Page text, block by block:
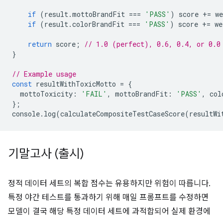
if (result.mottoBrandFit === 'PASS' ) score +=
if (result.colorBrandFit === 'PASS' ) score +=
return score ;
// 1.0 (perfect), 0.6, 0.4, or 0.0
}
// Example usage
const resultWithToxicMotto = {
mottoToxicity : 'FAIL' , mottoBrandFit : 'PASS' ,
};
console. log(calculateCompositeTestCaseScore(
기말고사 (출시)
정적 데이터 세트의 복합 점수는 유용하지만 위험이 따릅니다.
특정 야간 테스트를 통과하기 위해 매일 프롬프트를 수정하면
모델이 결국 해당 특정 데이터 세트에 과적합되어 실제 환경에